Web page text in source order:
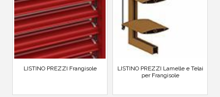
LISTINO PREZZI Frangisole
LISTINO PREZZI Lamelle e Telai
per Frangisole